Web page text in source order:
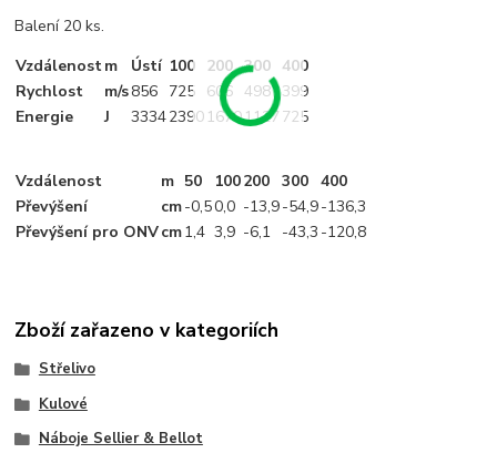
Balení 20 ks.
Vzdálenostm Ústí 100 200 300 400
Rychlost
m/s856 725 606 498 399
Energie
J 33342390 16701127 725
Vzdálenost m 50 100200 300 400
Převýšení
cm-0,50,0 -13,9-54,9-136,3
Převýšení pro ONVcm1,4 3,9 -6,1 -43,3 -120,8
Zboží zařazeno v kategoriích
Střelivo
Kulové
Náboje Sellier & Bellot